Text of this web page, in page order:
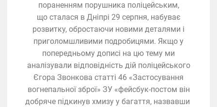
пораненням порушника поліцейським,
що сталася в Дніпрі 29 серпня, набуває
розвитку, обростаючи новими деталями і
приголомшливими подробицями. Якщо у
попередньому дописі на цю тему ми
аналізували відповідність дій поліцейського
Єгора Звонкова статті 46 «Застосування
вогнепальної зброї» ЗУ «фейсбук-постом він
добряче підкинув хмизу у багаття, назвавши